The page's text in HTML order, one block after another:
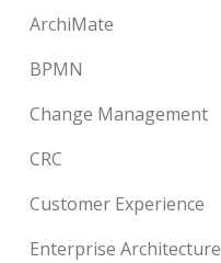
ArchiMate
BPMN
Change Management
CRC
Customer Experience
Enterprise Architecture